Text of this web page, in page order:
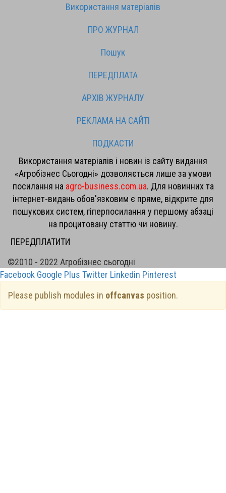
Використання матеріалів
ПРО ЖУРНАЛ
Пошук
ПЕРЕДПЛАТА
АРХІВ ЖУРНАЛУ
РЕКЛАМА НА САЙТІ
ПОДКАСТИ
Використання матеріалів і новин із сайту видання
«Агробізнес Сьогодні» дозволяється лише за умови
посилання на agro-business.com.ua. Для новинних та
інтернет-видань обов'язковим є пряме, відкрите для
пошукових систем, гіперпосилання у першому абзаці
на процитовану статтю чи новину.
ПЕРЕДПЛАТИТИ
©2010 - 2022 Агробізнес сьогодні
Facebook Google Plus Twitter Linkedin Pinterest
Please publish modules in offcanvas position.